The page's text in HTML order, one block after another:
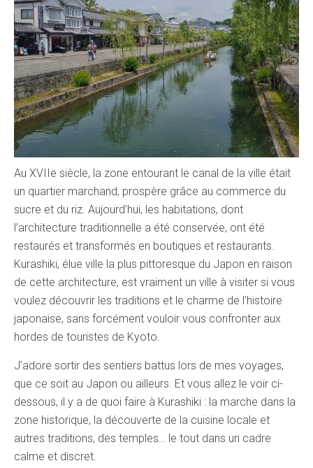
Au XVIIe siècle, la zone entourant le canal de la ville était
un quartier marchand, prospère grâce au commerce du
sucre et du riz. Aujourd’hui, les habitations, dont
l’architecture traditionnelle a été conservée, ont été
restaurés et transformés en boutiques et restaurants.
Kurashiki, élue ville la plus pittoresque du Japon en raison
de cette architecture, est vraiment un ville à visiter si vous
voulez découvrir les traditions et le charme de l’histoire
japonaise, sans forcément vouloir vous confronter aux
hordes de touristes de Kyoto.
J’adore sortir des sentiers battus lors de mes voyages,
que ce soit au Japon ou ailleurs. Et vous allez le voir ci-
dessous, il y a de quoi faire à Kurashiki : la marche dans la
zone historique, la découverte de la cuisine locale et
autres traditions, des temples… le tout dans un cadre
calme et discret.